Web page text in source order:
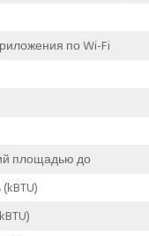
по Wi-Fi
площадью до